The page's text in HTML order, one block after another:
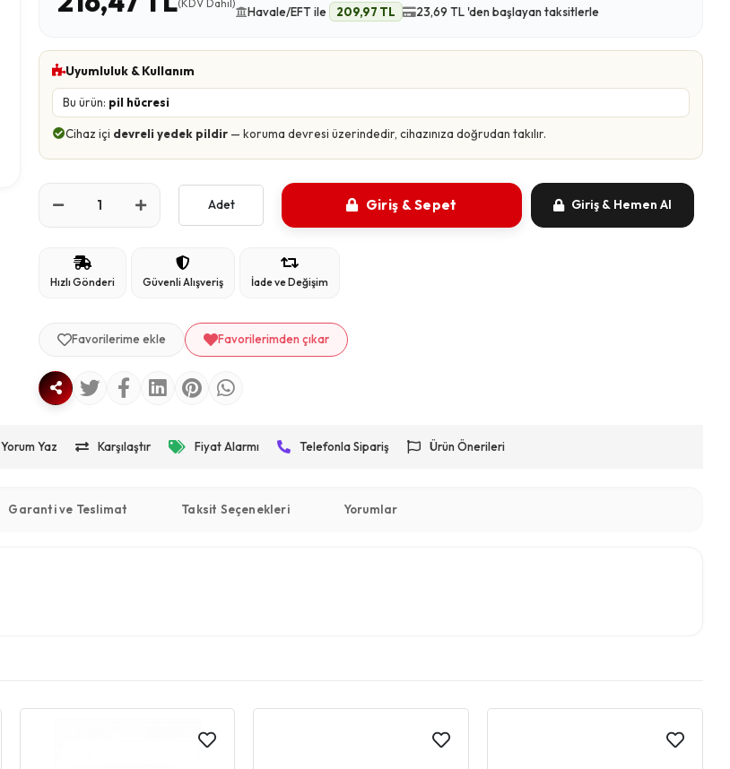
(KDV Dahil)
Havale/EFT ile 209,97 TL 23,69 TL 'den başlayan taksitlerle
Uyumluluk & Kullanım
Bu ürün: pil hücresi
Cihaz içi devreli yedek pildir — koruma devresi üzerindedir, cihazınıza doğrudan takılır.
Adet Giriş & Sepet Giriş & Hemen Al
Hızlı Gönderi Güvenli Alışveriş İade ve Değişim
Favorilerime ekle Favorilerimden çıkar
Yorum Yaz Karşılaştır Fiyat Alarmı Telefonla Sipariş Ürün Önerileri
Garanti ve Teslimat Taksit Seçenekleri Yorumlar